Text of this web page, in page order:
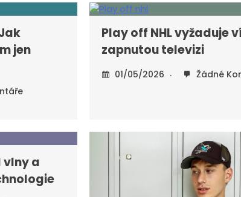
jen
Play off NHL vyžaduje
zapnutou televizi
01/05/2026 Žádné
vlny a